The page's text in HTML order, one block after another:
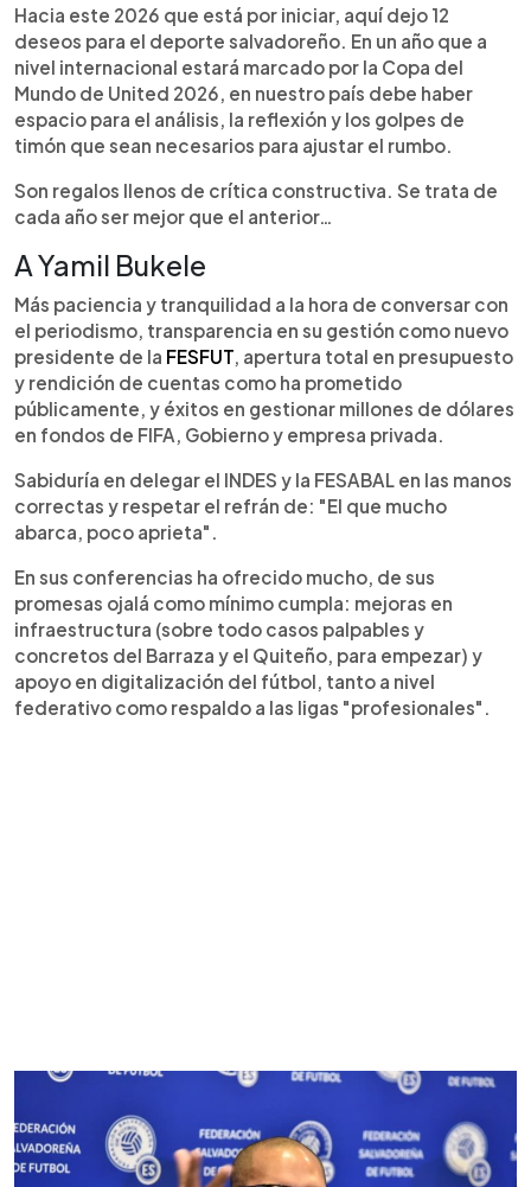
Escuchar artículo
El artículo propone doce deseos para mejorar el
deporte de El Salvador en 2026, con crítica
constructiva y enfoque en gestión, transparencia
y resultados. Plantea retos para dirigentes como
Yamil Bukele, la FESFUT y el Comité Olímpico,
exige mejor administración, infraestructura y
rendición de cuentas, y cuestiona decisiones
técnicas como el proyecto del “Bolillo” Gómez.
Pide mayor apoyo a selecciones femeninas,
profesionalización de clubes y futbolistas, y
Reconoce el esfuerzo de la afición y llama a
paciencia, procesos largos, inversión responsable
y visión moderna del deporte nacional sostenible
inclusivo.
Hacia este 2026 que está por iniciar, aquí dejo 12
deseos para el deporte salvadoreño. En un año que a
nivel internacional estará marcado por la Copa del
Mundo de United 2026, en nuestro país debe haber
espacio para el análisis, la reflexión y los golpes de
timón que sean necesarios para ajustar el rumbo.
Son regalos llenos de crítica constructiva. Se trata de
cada año ser mejor que el anterior…
A Yamil Bukele
Más paciencia y tranquilidad a la hora de conversar con
el periodismo, transparencia en su gestión como nuevo
presidente de la FESFUT, apertura total en presupuesto
y rendición de cuentas como ha prometido
públicamente, y éxitos en gestionar millones de dólares
en fondos de FIFA, Gobierno y empresa privada.
Sabiduría en delegar el INDES y la FESABAL en las manos
correctas y respetar el refrán de: "El que mucho
abarca, poco aprieta".
En sus conferencias ha ofrecido mucho, de sus
promesas ojalá como mínimo cumpla: mejoras en
infraestructura (sobre todo casos palpables y
concretos del Barraza y el Quiteño, para empezar) y
apoyo en digitalización del fútbol, tanto a nivel
federativo como respaldo a las ligas "profesionales".